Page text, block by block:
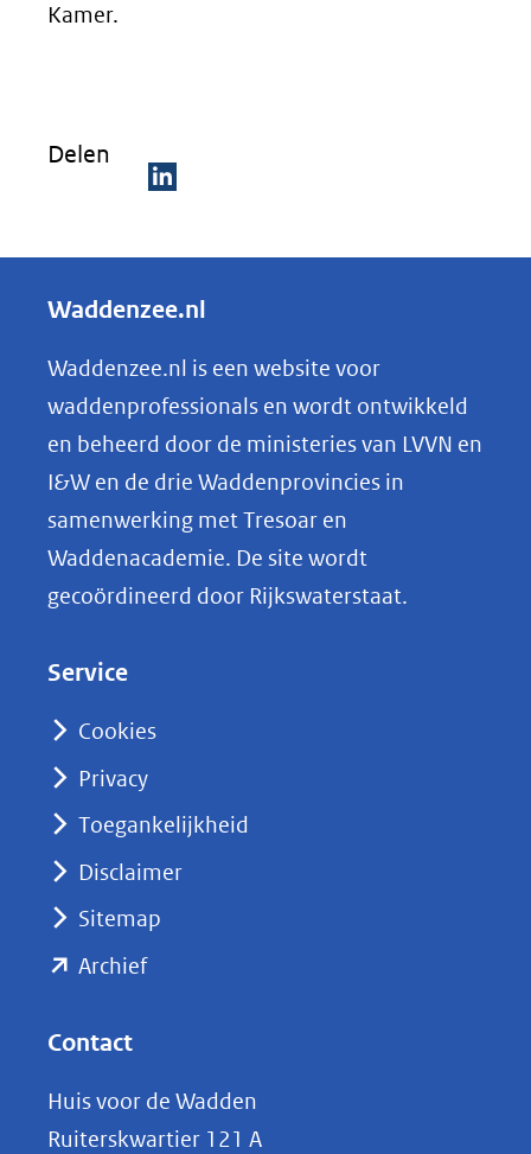
Kamer.
Delen
e
e
n
o
p
k
e
nieuw
naar
Waddenzee.nl
Waddenzee.nl is een website voor
waddenprofessionals en wordt ontwikkeld
en beheerd door de ministeries van LVVN en
I&W en de drie Waddenprovincies in
samenwerking met Tresoar en
Waddenacademie. De site wordt
gecoördineerd door Rijkswaterstaat.
Service
Cookies
Privacy
Toegankelijkheid
Disclaimer
Sitemap
Archief(opent
(verwijst
Contact
Huis voor de Wadden
Ruiterskwartier 121 A